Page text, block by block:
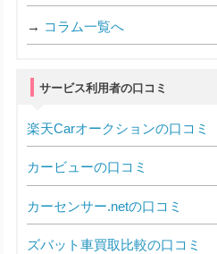
→ コラム一覧へ
サービス利用者の口コミ
楽天Carオークションの口コミ
カービューの口コミ
カーセンサー.netの口コミ
ズバット車買取比較の口コミ